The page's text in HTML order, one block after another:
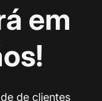
em
de clientes